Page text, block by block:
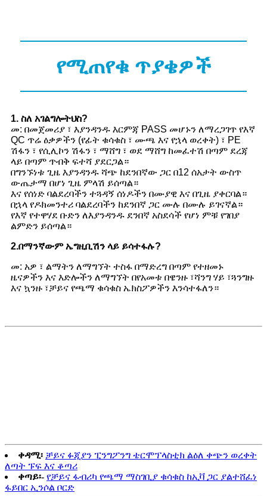
የሚጠየቁ ጥያቄዎች
1. ስለ አገልግሎትህስ?
መ: በመጀመሪያ ፣ እያንዳንዱ እርምጃ PASS መሆኑን ለማረጋገጥ የእኛ
QC ጥሬ ዕቃዎችን (የፊት ቁሳቁስ ፣ ሙጫ እና የኋላ ወረቀት) ፣ PE
ሽፋን ፣ የሲሊኮን ሽፋን ፣ ማሸግ ፣ ወደ ማሸግ ከመፈተሽ በጣም ደረጃ
ላይ በጣም ጥብቅ ፍተሻ ያደርጋል።
በግንኙነቱ ጊዜ እያንዳንዱ ሻጭ ከደንበኛው ጋር በ12 ሰአታት ውስጥ
ውጤታማ በሆነ ጊዜ ምላሽ ይሰጣል።
እና የሰነድ ባልደረባችን ተጓዳኝ ሰነዶችን በሙያዊ እና በጊዜ ያቀርባል።
በኋላ የዶክመንተሪ ባልደረባችን ከደንበኛ ጋር ሙሉ በሙሉ ይገናኛል።
የእኛ የተዋሃደ ቡድን ለእያንዳንዱ ደንበኛ አስደሳች የሆነ ምቹ የገበያ
ልምድን ይሰጣል።
2.በማንኛውም ኤግዚቢሽን ላይ ይሳተፋሉ?
መ: አዎ ፣ ልማትን ለማግኘት ተስፋ በማድረግ በጣም የተዘመኑ
ዜናዎችን እና እድሎችን ለማግኘት በየአመቱ በዌንዙ ፣ሻንግ ሃይ ፣ጓንግዙ
እና ኳንዙ ፣ቻይና የጫማ ቁሳቁስ ኤክስፖዎችን እንሳተፋለን።
ቀዳሚ፡ ቻይና ፉጂያን ፒንግፖንግ ቴርሞፕላስቲክ ልዕለ ቀጭን ወረቀት
ለጣት ፑፍ እና ቆጣሪ
ቀጣይ፡- የቻይና ፋብሪካ የጫማ ማስገቢያ ቁሳቁስ ከኢቫ ጋር ያልተሸፈነ
ፋይበር ኢንሶል ቦርድ